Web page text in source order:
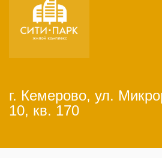
г. Кемерово, ул.
10, кв. 170